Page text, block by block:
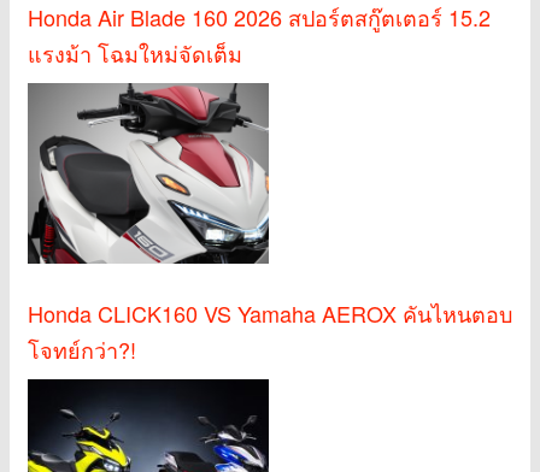
Honda Air Blade 160 2026 สปอร์ตสกู๊ตเตอร์ 15.2
แรงม้า โฉมใหม่จัดเต็ม
Honda CLICK160 VS Yamaha AEROX คันไหนตอบ
โจทย์กว่า?!